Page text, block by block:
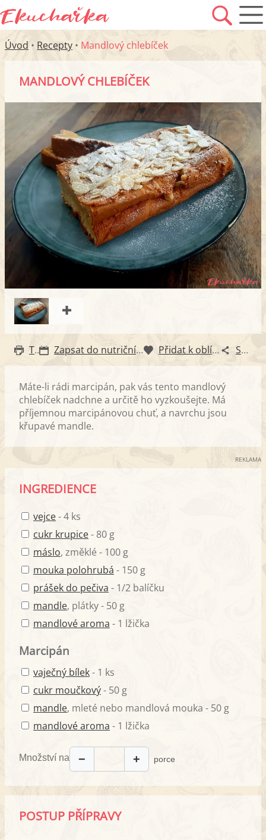
Úvod • Recepty • Mandlový chlebíček
MANDLOVÝ CHLEBÍČEK
Tisk Zapsat do nutričního diáře Přidat k oblíbeným Sdílet
Máte-li rádi marcipán, pak vás tento mandlový
chlebíček nadchne a určitě ho vyzkoušejte. Má
příjemnou marcipánovou chuť, a navrchu jsou
křupavé mandle.
REKLAMA
INGREDIENCE
vejce- 4 ks
cukr krupice- 80 g
máslo, změklé - 100 g
mouka polohrubá - 150 g
prášek do pečiva - 1/2 balíčku
mandle, plátky - 50 g
mandlové aroma - 1 lžička
Marcipán
vaječný bílek- 1 ks
cukr moučkový- 50 g
mandle, mleté nebo mandlová mouka - 50 g
mandlové aroma - 1 lžička
Množství na − + porce
POSTUP PŘÍPRAVY